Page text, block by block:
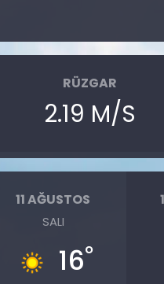
RÜZGAR
2.19 M/S
11 AĞUSTOS
SALI
16°